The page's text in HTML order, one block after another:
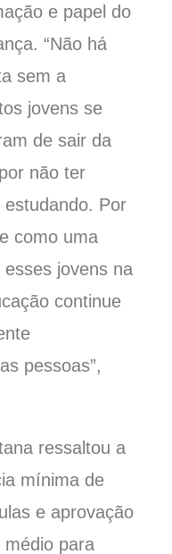
e papel do
“Não há
sem a
jovens se
de sair da
não ter
Por
como uma
jovens na
continue
pessoas”,
ressaltou a
mínima de
e aprovação
médio para